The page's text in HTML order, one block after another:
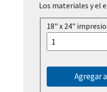
Los materiales y el
18" x 24"
Agregar